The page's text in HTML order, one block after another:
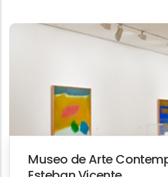
Museo de Arte